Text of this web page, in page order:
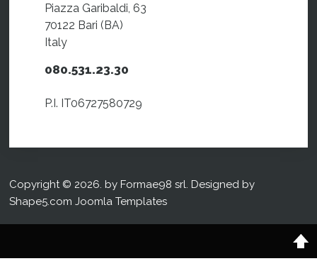
Piazza Garibaldi, 63
70122 Bari (BA)
Italy
080.531.23.30
P.I. IT06727580729
Copyright © 2026. by Formae98 srl. Designed by
Shape5.comJoomla Templates